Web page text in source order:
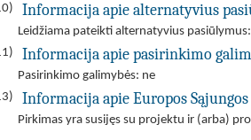
Informacija apie alternatyvius
Leidžiama pateikti alternatyvius
Informacija apie pasirinkimo
Pasirinkimo galimybės: ne
Informacija apie Europos
Pirkimas yra susijęs su projektu ir (arba)